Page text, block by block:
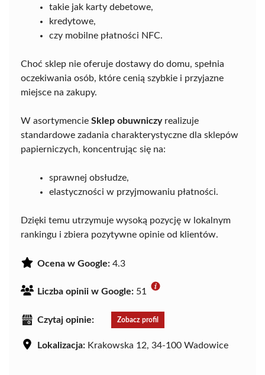
takie jak karty debetowe,
kredytowe,
czy mobilne płatności NFC.
Choć sklep nie oferuje dostawy do domu, spełnia
oczekiwania osób, które cenią szybkie i przyjazne
miejsce na zakupy.
W asortymencie Sklep obuwniczyrealizuje
standardowe zadania charakterystyczne dla sklepów
papierniczych, koncentrując się na:
sprawnej obsłudze,
elastyczności w przyjmowaniu płatności.
Dzięki temu utrzymuje wysoką pozycję w lokalnym
rankingu i zbiera pozytywne opinie od klientów.
Ocena w Google: 4.3
Liczba opinii w Google: 51
Czytaj opinie: Zobacz profil
Lokalizacja: Krakowska 12, 34-100 Wadowice